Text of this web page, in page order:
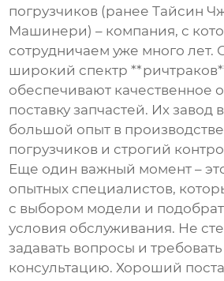
погрузчиков (ранее Тайсин
Машинери) – компания, с
сотрудничаем уже много лет.
широкий спектр
обеспечивают качественное
поставку запчастей. Их завод
большой опыт в
погрузчиков и строгий
Еще один важный момент –
опытных специалистов,
с выбором модели и
условия обслуживания. Не
задавать вопросы и
консультацию. Хороший